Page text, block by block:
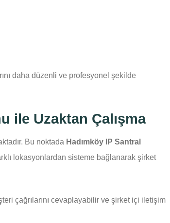
daha düzenli ve profesyonel şekilde
ile Uzaktan Çalışma
Bu noktada Hadımköy IP Santral
lokasyonlardan sisteme bağlanarak şirket
çağrılarını cevaplayabilir ve şirket içi iletişim